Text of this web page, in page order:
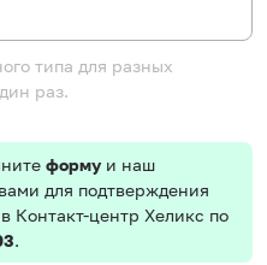
типа для разных
раз.
форму и наш
для подтверждения
Контакт-центр Хеликс по
.